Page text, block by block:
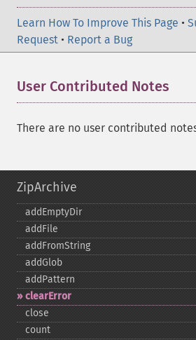
Learn How To Improve This Page •
Request • Report a Bug
User Contributed Notes
There are no user contributed
ZipArchive
addEmptyDir
addFile
addFromString
addGlob
addPattern
clearError
close
count